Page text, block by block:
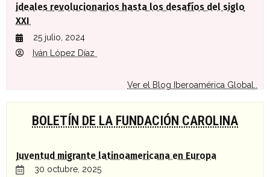
ideales revolucionarios hasta los desafíos del siglo
XXI
25 julio, 2024
Iván López Díaz
Ver el Blog Iberoamérica Global..
BOLETÍN DE LA FUNDACIÓN CAROLINA
Juventud migrante latinoamericana en Europa
30 octubre, 2025